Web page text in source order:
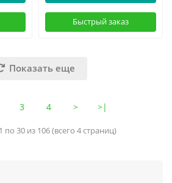
Быстрый заказ
Показать еще
3 4 > >|
по 30 из 106 (всего 4 страниц)